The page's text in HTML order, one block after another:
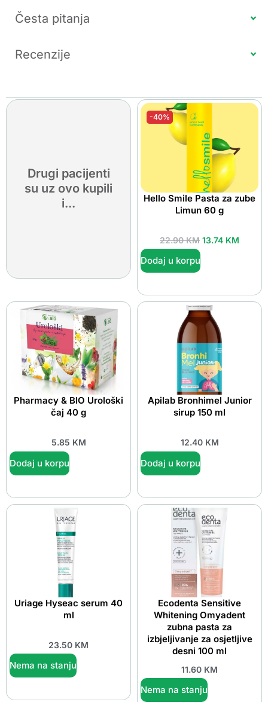
Česta pitanja
Recenzije
Drugi pacijenti
su uz ovo kupili
i...
-40%
Hello Smile Pasta za zube
Limun 60 g
22.90KM 13.74 KM
Dodaj u korpu
Pharmacy & BIO Urološki
čaj 40 g
5.85 KM
Dodaj u korpu
Apilab Bronhimel Junior
sirup 150 ml
12.40 KM
Dodaj u korpu
Uriage Hyseac serum 40
ml
23.50 KM
Nema na stanju
Ecodenta Sensitive
Whitening Omyadent
zubna pasta za
izbjeljivanje za osjetljive
desni 100 ml
11.60 KM
Nema na stanju